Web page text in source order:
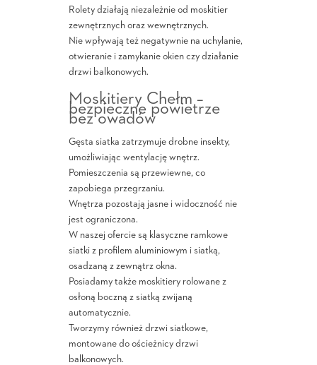
Rolety działają niezależnie od moskitier
zewnętrznych oraz wewnętrznych.
Nie wpływają też negatywnie na uchylanie,
otwieranie i zamykanie okien czy działanie
drzwi balkonowych.
Moskitiery Chełm –
bezpieczne powietrze
bez owadów
Gęsta siatka zatrzymuje drobne insekty,
umożliwiając wentylację wnętrz.
Pomieszczenia są przewiewne, co
zapobiega przegrzaniu.
Wnętrza pozostają jasne i widoczność nie
jest ograniczona.
W naszej ofercie są klasyczne ramkowe
siatki z profilem aluminiowym i siatką,
osadzaną z zewnątrz okna.
Posiadamy także moskitiery rolowane z
osłoną boczną z siatką zwijaną
automatycznie.
Tworzymy również drzwi siatkowe,
montowane do ościeżnicy drzwi
balkonowych.